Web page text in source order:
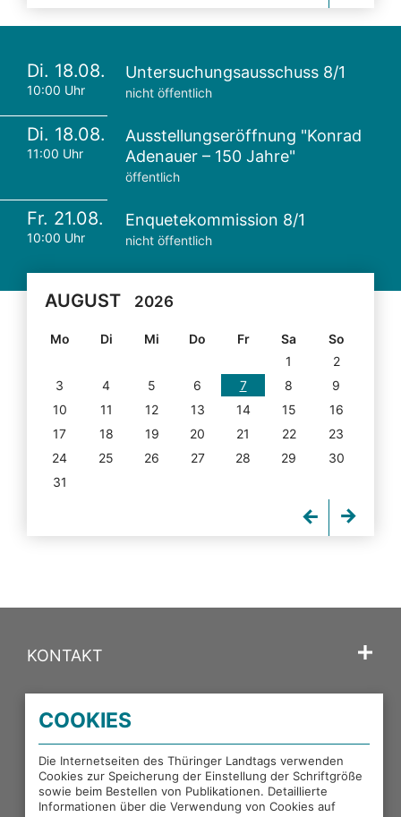
Di. 18.08.
10:00 Uhr
Untersuchungsausschuss 8/1
nicht öffentlich
Di. 18.08.
11:00 Uhr
Ausstellungseröffnung "Konrad
Adenauer – 150 Jahre"
öffentlich
Fr. 21.08.
10:00 Uhr
Enquetekommission 8/1
nicht öffentlich
AUGUST 2026
Mo Di Mi Do Fr Sa
So
1
2
3
4 5 6 7 8
9
10
11 12 13 14 15
16
17
18 19 20 21 22
23
24
25 26 27 28 29
30
31
KONTAKT
PORTALE DES THÜRINGER LANDTAGS
EXTERNE LINKS
COOKIES
Die Internetseiten des Thüringer Landtags verwenden
Cookies zur Speicherung der Einstellung der Schriftgröße
sowie beim Bestellen von Publikationen. Detaillierte
Informationen über die Verwendung von Cookies auf